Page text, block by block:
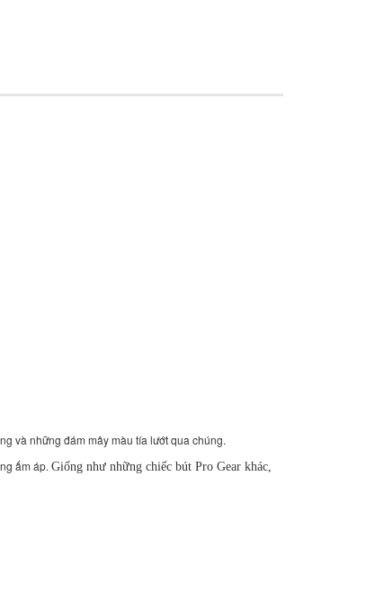
và những đám mây màu tía lướt qua chúng.
ấm áp. Giống như những chiếc bút Pro Gear khác,